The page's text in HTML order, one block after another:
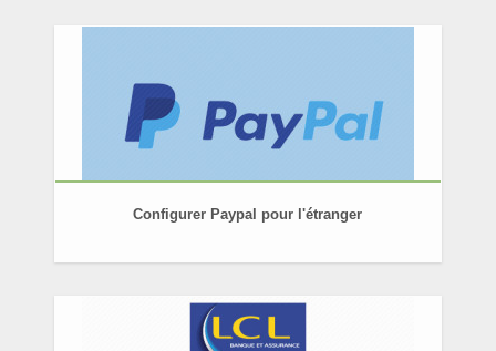
Configurer Paypal pour l'étranger